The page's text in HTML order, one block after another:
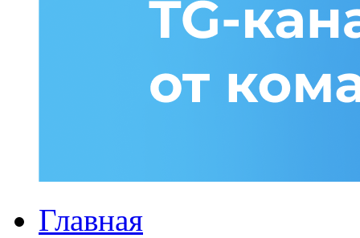
Главная